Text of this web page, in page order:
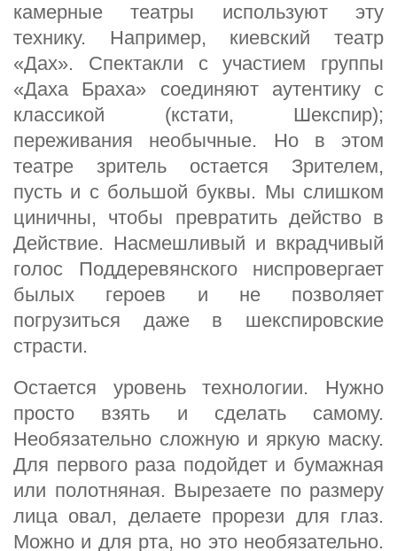
камерные театры используют эту
технику. Например, киевский театр
«Дах». Спектакли с участием группы
«Даха Браха» соединяют аутентику с
классикой (кстати, Шекспир);
переживания необычные. Но в этом
театре зритель остается Зрителем,
пусть и с большой буквы. Мы слишком
циничны, чтобы превратить действо в
Действие. Насмешливый и вкрадчивый
голос Поддеревянского ниспровергает
былых героев и не позволяет
погрузиться даже в шекспировские
страсти.
Остается уровень технологии. Нужно
просто взять и сделать самому.
Необязательно сложную и яркую маску.
Для первого раза подойдет и бумажная
или полотняная. Вырезаете по размеру
лица овал, делаете прорези для глаз.
Можно и для рта, но это необязательно.